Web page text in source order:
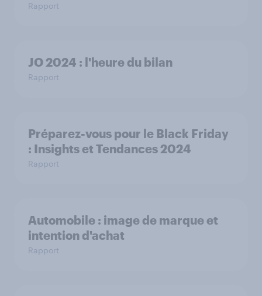
Rapport
JO 2024 : l'heure du bilan
Rapport
Préparez-vous pour le Black Friday
: Insights et Tendances 2024
Rapport
Automobile : image de marque et
intention d'achat
Rapport